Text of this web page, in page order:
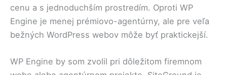
cenu a s jednoduchším prostredím. Oproti WP
Engine je menej prémiovo-agentúrny, ale pre veľa
bežných WordPress webov môže byť praktickejší.
WP Engine by som zvolil pri dôležitom firemnom